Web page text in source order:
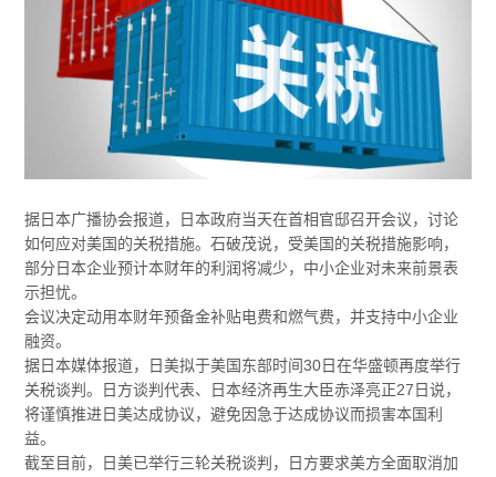
据日本广播协会报道，日本政府当天在首相官邸召开会议，讨论
如何应对美国的关税措施。石破茂说，受美国的关税措施影响，
部分日本企业预计本财年的利润将减少，中小企业对未来前景表
示担忧。
会议决定动用本财年预备金补贴电费和燃气费，并支持中小企业
融资。
据日本媒体报道，日美拟于美国东部时间30日在华盛顿再度举行
关税谈判。日方谈判代表、日本经济再生大臣赤泽亮正27日说，
将谨慎推进日美达成协议，避免因急于达成协议而损害本国利
益。
截至目前，日美已举行三轮关税谈判，日方要求美方全面取消加